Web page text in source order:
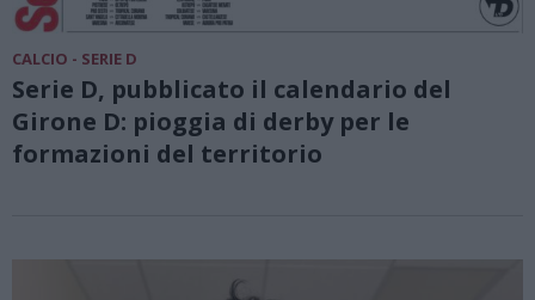
CALCIO - SERIE D
Serie D, pubblicato il calendario del
Girone D: pioggia di derby per le
formazioni del territorio